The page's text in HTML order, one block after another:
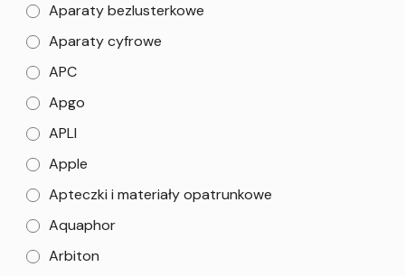
Aparaty bezlusterkowe
Aparaty cyfrowe
APC
Apgo
APLI
Apple
Apteczki i materiały opatrunkowe
Aquaphor
Arbiton